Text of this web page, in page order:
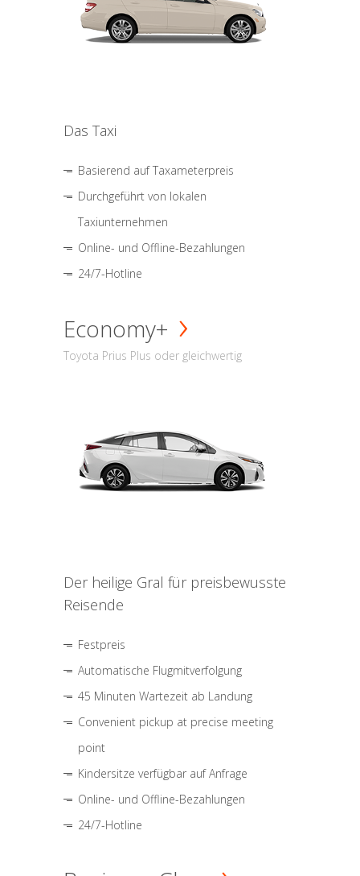
Das Taxi
Basierend auf Taxameterpreis
Durchgeführt von lokalen
Taxiunternehmen
Online- und Offline-Bezahlungen
24/7-Hotline
Economy+
Toyota Prius Plus oder gleichwertig
Der heilige Gral für preisbewusste
Reisende
Festpreis
Automatische Flugmitverfolgung
45 Minuten Wartezeit ab Landung
Convenient pickup at precise meeting
point
Kindersitze verfügbar auf Anfrage
Online- und Offline-Bezahlungen
24/7-Hotline